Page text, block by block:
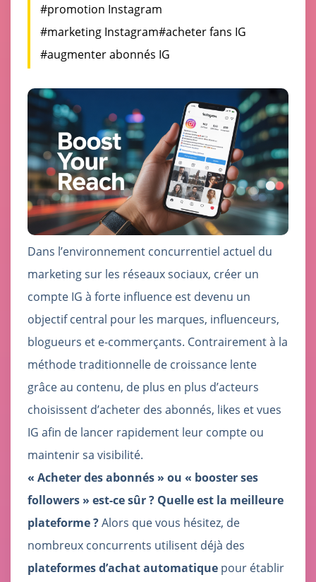
#promotion Instagram
#marketing Instagram#acheter fans IG
#augmenter abonnés IG
Dans l’environnement concurrentiel actuel du
marketing sur les réseaux sociaux, créer un
compte IG à forte influence est devenu un
objectif central pour les marques, influenceurs,
blogueurs et e-commerçants. Contrairement à la
méthode traditionnelle de croissance lente
grâce au contenu, de plus en plus d’acteurs
choisissent d’acheter des abonnés, likes et vues
IG afin de lancer rapidement leur compte ou
maintenir sa visibilité.
« Acheter des abonnés » ou « booster ses
followers » est-ce sûr ? Quelle est la meilleure
plateforme ?Alors que vous hésitez, de
nombreux concurrents utilisent déjà des
plateformes d’achat automatique pour établir